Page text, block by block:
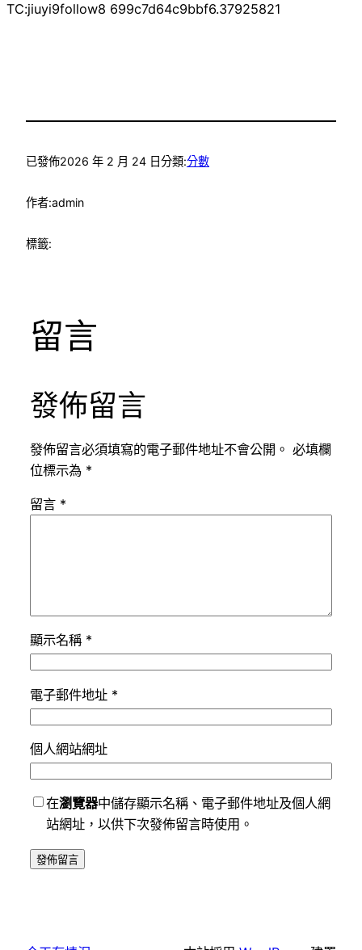
TC:jiuyi9follow8 699c7d64c9bbf6.37925821
已發佈2026 年 2 月 24 日分類:分數
作者:admin
標籤:
留言
發佈留言
發佈留言必須填寫的電子郵件地址不會公開。 必填欄
位標示為 *
留言 *
顯示名稱 *
電子郵件地址 *
個人網站網址
在瀏覽器中儲存顯示名稱、電子郵件地址及個人網
站網址，以供下次發佈留言時使用。